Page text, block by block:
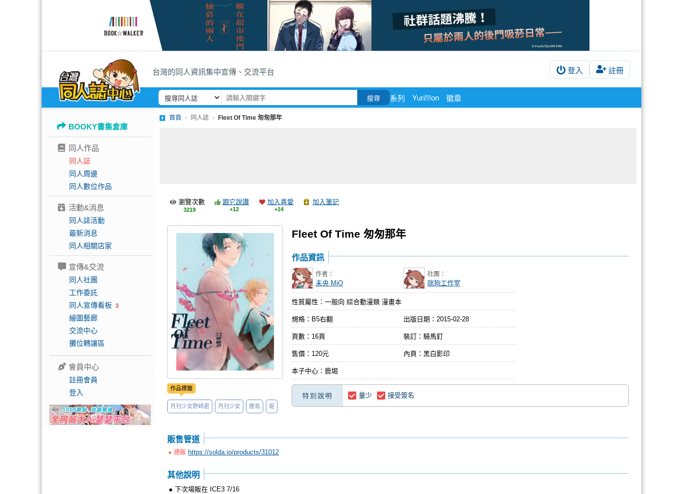
台灣的同人資訊集中宣傳、交流平台 登入 註冊
搜尋 系列 Yuri!!!on 徽章
BOOKY書集倉庫
同人作品
同人誌
同人周邊
同人數位作品
活動&消息
同人誌活動
最新消息
同人相關店家
宣傳&交流
同人社團
工作委託
同人宣傳看板 3
繪圖藝廊
交流中心
攤位轉讓區
會員中心
註冊會員
登入
首頁 同人誌 Fleet Of Time 匆匆那年
瀏覽次數
3219
跟它說讚
+12
加入喜愛
+14
加入筆記
Fleet Of Time 匆匆那年
作品標籤
月刊少女野崎君 月刊少女 鹿島 堀
作品資訊
作者：
未央 MiO
社團：
咪狗工作室
性質屬性：一般向 綜合動漫類 漫畫本
規格：B5右翻 出版日期： 2015-02-28
頁數：16頁 裝訂：騎馬釘
售價：120元 內頁：黑白影印
本子中心：鹿堀
特別說明 量少 接受簽名
販售管道
通販 https://solda.io/products/31012
其他說明
● 下次場販在 ICE3 7/16